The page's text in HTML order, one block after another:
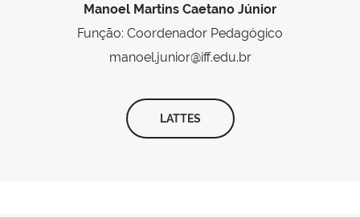
Manoel Martins Caetano Júnior
Função: Coordenador Pedagógico
manoel.junior@iff.edu.br
LATTES